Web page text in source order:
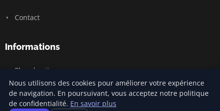
Contact
Informations
Plan du site
Nous utilisons des cookies pour améliorer votre expérience
de navigation. En poursuivant, vous acceptez notre politique
de confidentialité. En savoir plus